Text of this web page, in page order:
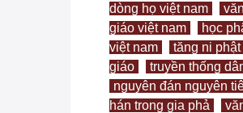
dòng họ việt nam
giáo việt nam
học
việt nam
tăng ni
giáo
truyền thống
nguyên đán nguyên
hán trong gia phả